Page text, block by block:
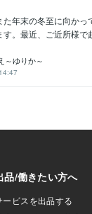
た年末の冬至に向か
。最近、ご近所様
～ゆりか～